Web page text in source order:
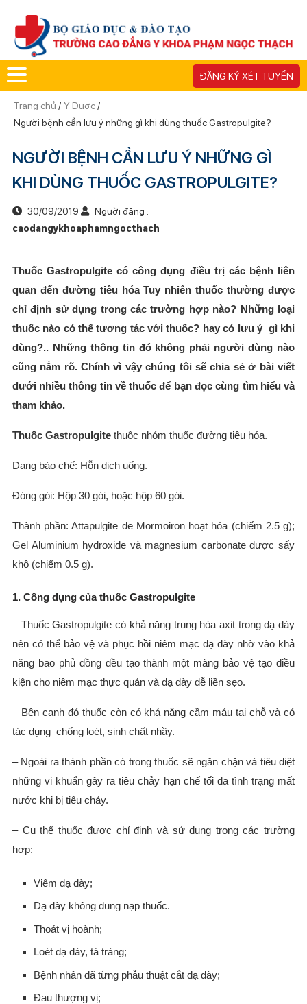
ĐĂNG KÝ XÉT TUYỂN
Trang chủ / Y Dược/
Người bệnh cần lưu ý những gì khi dùng thuốc Gastropulgite?
NGƯỜI BỆNH CẦN LƯU Ý NHỮNG GÌ
KHI DÙNG THUỐC GASTROPULGITE?
30/09/2019
Người đăng :
caodangykhoaphamngocthach
Thuốc Gastropulgite có công dụng điều trị các bệnh liên
quan đến đường tiêu hóa Tuy nhiên thuốc thường được
chỉ định sử dụng trong các trường hợp nào? Những loại
thuốc nào có thể tương tác với thuốc? hay có lưu ý gì khi
dùng?.. Những thông tin đó không phải người dùng nào
cũng nắm rõ. Chính vì vậy chúng tôi sẽ chia sẻ ở bài viết
dưới nhiều thông tin về thuốc để bạn đọc cùng tìm hiểu và
tham khảo.
Thuốc Gastropulgitethuộc nhóm thuốc đường tiêu hóa.
Dạng bào chế: Hỗn dịch uống.
Đóng gói: Hộp 30 gói, hoặc hộp 60 gói.
Thành phần: Attapulgite de Mormoiron hoạt hóa (chiếm 2.5 g);
Gel Aluminium hydroxide và magnesium carbonate được sấy
khô (chiếm 0.5 g).
1. Công dụng của thuốc Gastropulgite
– Thuốc Gastropulgite có khả năng trung hòa axit trong dạ dày
nên có thể bảo vệ và phục hồi niêm mạc dạ dày nhờ vào khả
năng bao phủ đồng đều tạo thành một màng bảo vệ tạo điều
kiện cho niêm mạc thực quản và dạ dày dễ liền sẹo.
– Bên cạnh đó thuốc còn có khả năng cầm máu tại chỗ và có
tác dụng chống loét, sinh chất nhầy.
– Ngoài ra thành phần có trong thuốc sẽ ngăn chặn và tiêu diệt
những vi khuẩn gây ra tiêu chảy hạn chế tối đa tình trạng mất
nước khi bị tiêu chảy.
– Cụ thể thuốc được chỉ định và sử dụng trong các trường
hợp:
Viêm dạ dày;
Dạ dày không dung nạp thuốc.
Thoát vị hoành;
Loét dạ dày, tá tràng;
Bệnh nhân đã từng phẫu thuật cắt dạ dày;
Đau thượng vị;